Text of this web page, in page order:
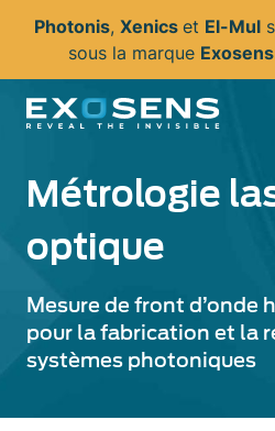
principal
Photonis, Xenics et El-Mul
sous la marque Exosens
Métrologie
optique
Mesure de front d’onde
pour la fabrication et la
systèmes photoniques